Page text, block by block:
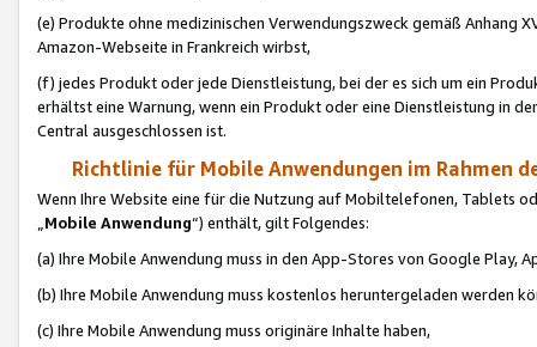
(e) Produkte ohne medizinischen Verwendungszweck gemäß Anhang
Amazon-Webseite in Frankreich wirbst,
(f) jedes Produkt oder jede Dienstleistung, bei der es sich um ein
erhältst eine Warnung, wenn ein Produkt oder eine Dienstleistung in
Central ausgeschlossen ist.
Richtlinie für Mobile Anwendungen im Rahmen
Wenn Ihre Website eine für die Nutzung auf Mobiltelefonen, Tablets
„Mobile Anwendung“) enthält, gilt Folgendes:
(a) Ihre Mobile Anwendung muss in den App-Stores von Google Play,
(b) Ihre Mobile Anwendung muss kostenlos heruntergeladen werden
(c) Ihre Mobile Anwendung muss originäre Inhalte haben,